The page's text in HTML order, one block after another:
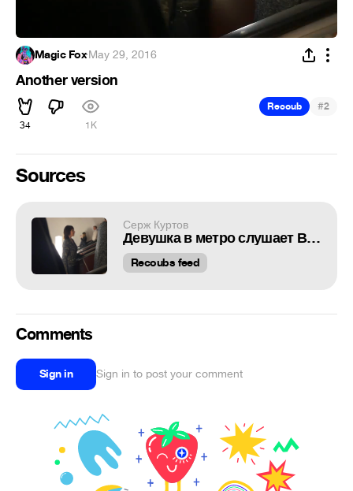
Magic Fox·May 29, 2016
Another version
34 1K
Recoub #2
Sources
Серж Куртов
Девушка в метро слушает Весну
Recoubs feed
Comments
Sign in Sign in to post your comment